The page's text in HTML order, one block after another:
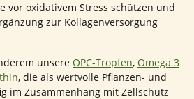
vor oxidativem Stress schützen und
zur Kollagenversorgung
unsere OPC-Tropfen, Omega 3
, die als wertvolle Pflanzen- und
im Zusammenhang mit Zellschutz